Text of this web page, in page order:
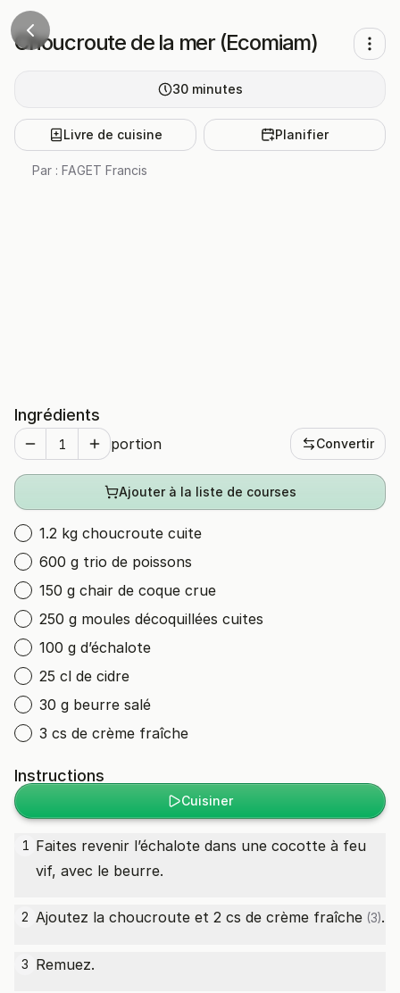
Choucroute de la mer (Ecomiam)
30 minutes
Livre de cuisine Planifier
Par : FAGET Francis
Ingrédients
portion Convertir
Ajouter à la liste de courses
1.2 kg choucroute cuite
600 g trio de poissons
150 g chair de coque crue
250 g moules décoquillées cuites
100 g d’échalote
25 cl de cidre
30 g beurre salé
3 cs de crème fraîche
Instructions
Cuisiner
1 Faites revenir l’échalote dans une cocotte à feu
vif, avec le beurre.
2 Ajoutez la choucroute et 2 cs de crème fraîche (3).
3 Remuez.